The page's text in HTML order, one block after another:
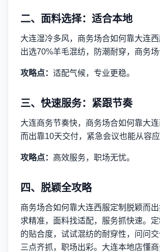
二、面料选择：适合本地
大连湿冷多风，商务场合如何靠大连
出选70%羊毛混纺，防潮耐穿，商务场
攻略点： 适配气候，专业更稳。
三、快速服务：紧跟节奏
大连商务节奏快，商务场合如何靠大
而出靠10天交付，紧急会议也能从容应
攻略点： 高效服务，职场无忧。
四、脱颖全攻略
商务场合如何靠大连西服定制脱颖而
求精准，面料找适配，服务抓快速。
的贴合度，试试混纺的耐穿性，问问交
三点齐抓，职场出彩。大连本地店懂